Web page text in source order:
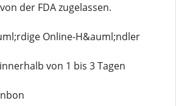
der FDA zugelassen.
Online-H&auml;ndler
von 1 bis 3 Tagen